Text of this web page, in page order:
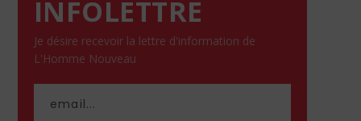
INFOLETTRE
Je désire recevoir la lettre d'information de
L'Homme Nouveau